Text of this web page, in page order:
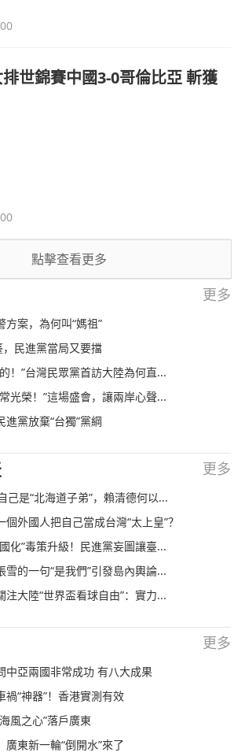
世錦賽中國3-0哥倫比亞 斬獲
點擊查看更多
更多
方案，為何叫“媽祖”
，民進黨當局又要擋
！”台灣民眾黨首訪大陸為何直...
光榮！”這場盛會，讓兩岸心聲...
黨放棄“台獨”黨綱
更多
己是“北海道子弟”，賴清德何以...
外國人把自己當成台灣“太上皇”？
化”毒策升級！民進黨妄圖讓臺...
雪的一句“是我們”引發島內輿論...
注大陸“世界盃看球自由”：實力...
更多
中亞兩國非常成功 有八大成果
禍“神器”！香港實測有效
風之心”落戶廣東
東新一輪“倒開水”來了